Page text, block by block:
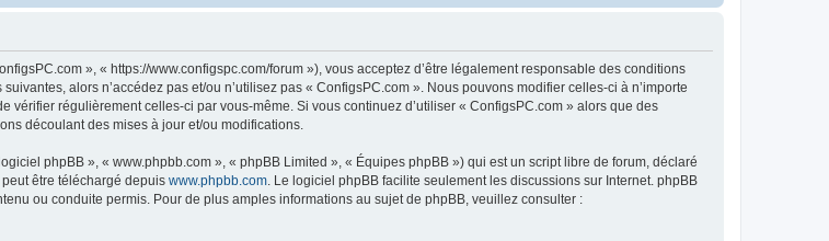
», « https://www.configspc.com/forum »), vous acceptez d’être légalement responsable des conditions
alors n’accédez pas et/ou n’utilisez pas « ConfigsPC.com ». Nous pouvons modifier celles-ci à n’importe
vérifier régulièrement celles-ci par vous-même. Si vous continuez d’utiliser « ConfigsPC.com » alors que des
découlant des mises à jour et/ou modifications.
phpBB », « www.phpbb.com », « phpBB Limited », « Équipes phpBB ») qui est un script libre de forum, déclaré
être téléchargé depuis www.phpbb.com. Le logiciel phpBB facilite seulement les discussions sur Internet. phpBB
ou conduite permis. Pour de plus amples informations au sujet de phpBB, veuillez consulter :